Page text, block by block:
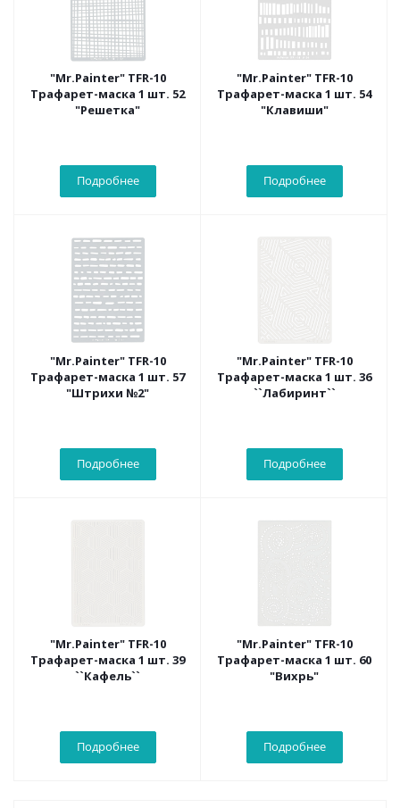
"Mr.Painter" TFR-10
Трафарет-маска 1 шт. 52
"Решетка"
Подробнее
"Mr.Painter" TFR-10
Трафарет-маска 1 шт. 54
"Клавиши"
Подробнее
"Mr.Painter" TFR-10
Трафарет-маска 1 шт. 57
"Штрихи №2"
Подробнее
"Mr.Painter" TFR-10
Трафарет-маска 1 шт. 36
``Лабиринт``
Подробнее
"Mr.Painter" TFR-10
Трафарет-маска 1 шт. 39
``Кафель``
Подробнее
"Mr.Painter" TFR-10
Трафарет-маска 1 шт. 60
"Вихрь"
Подробнее